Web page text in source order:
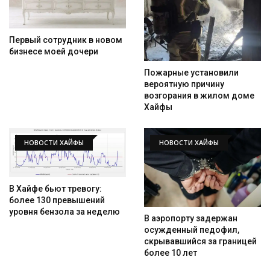
Искать
Первый сотрудник в новом
бизнесе моей дочери
Пожарные установили
вероятную причину
возгорания в жилом доме
Хайфы
НОВОСТИ ХАЙФЫ
В Хайфе бьют тревогу:
более 130 превышений
уровня бензола за неделю
НОВОСТИ ХАЙФЫ
В аэропорту задержан
осужденный педофил,
скрывавшийся за границей
более 10 лет